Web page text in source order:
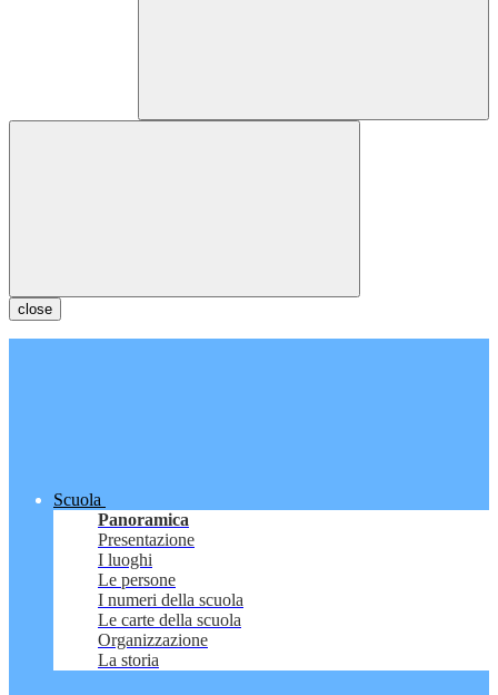
close
Scuola
Panoramica
Presentazione
I luoghi
Le persone
I numeri della scuola
Le carte della scuola
Organizzazione
La storia